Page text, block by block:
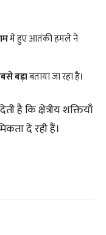
में हुए आतंकी हमले ने
बड़ाबताया जा रहा है।
कि क्षेत्रीय शक्तियाँ
दे रही हैं।